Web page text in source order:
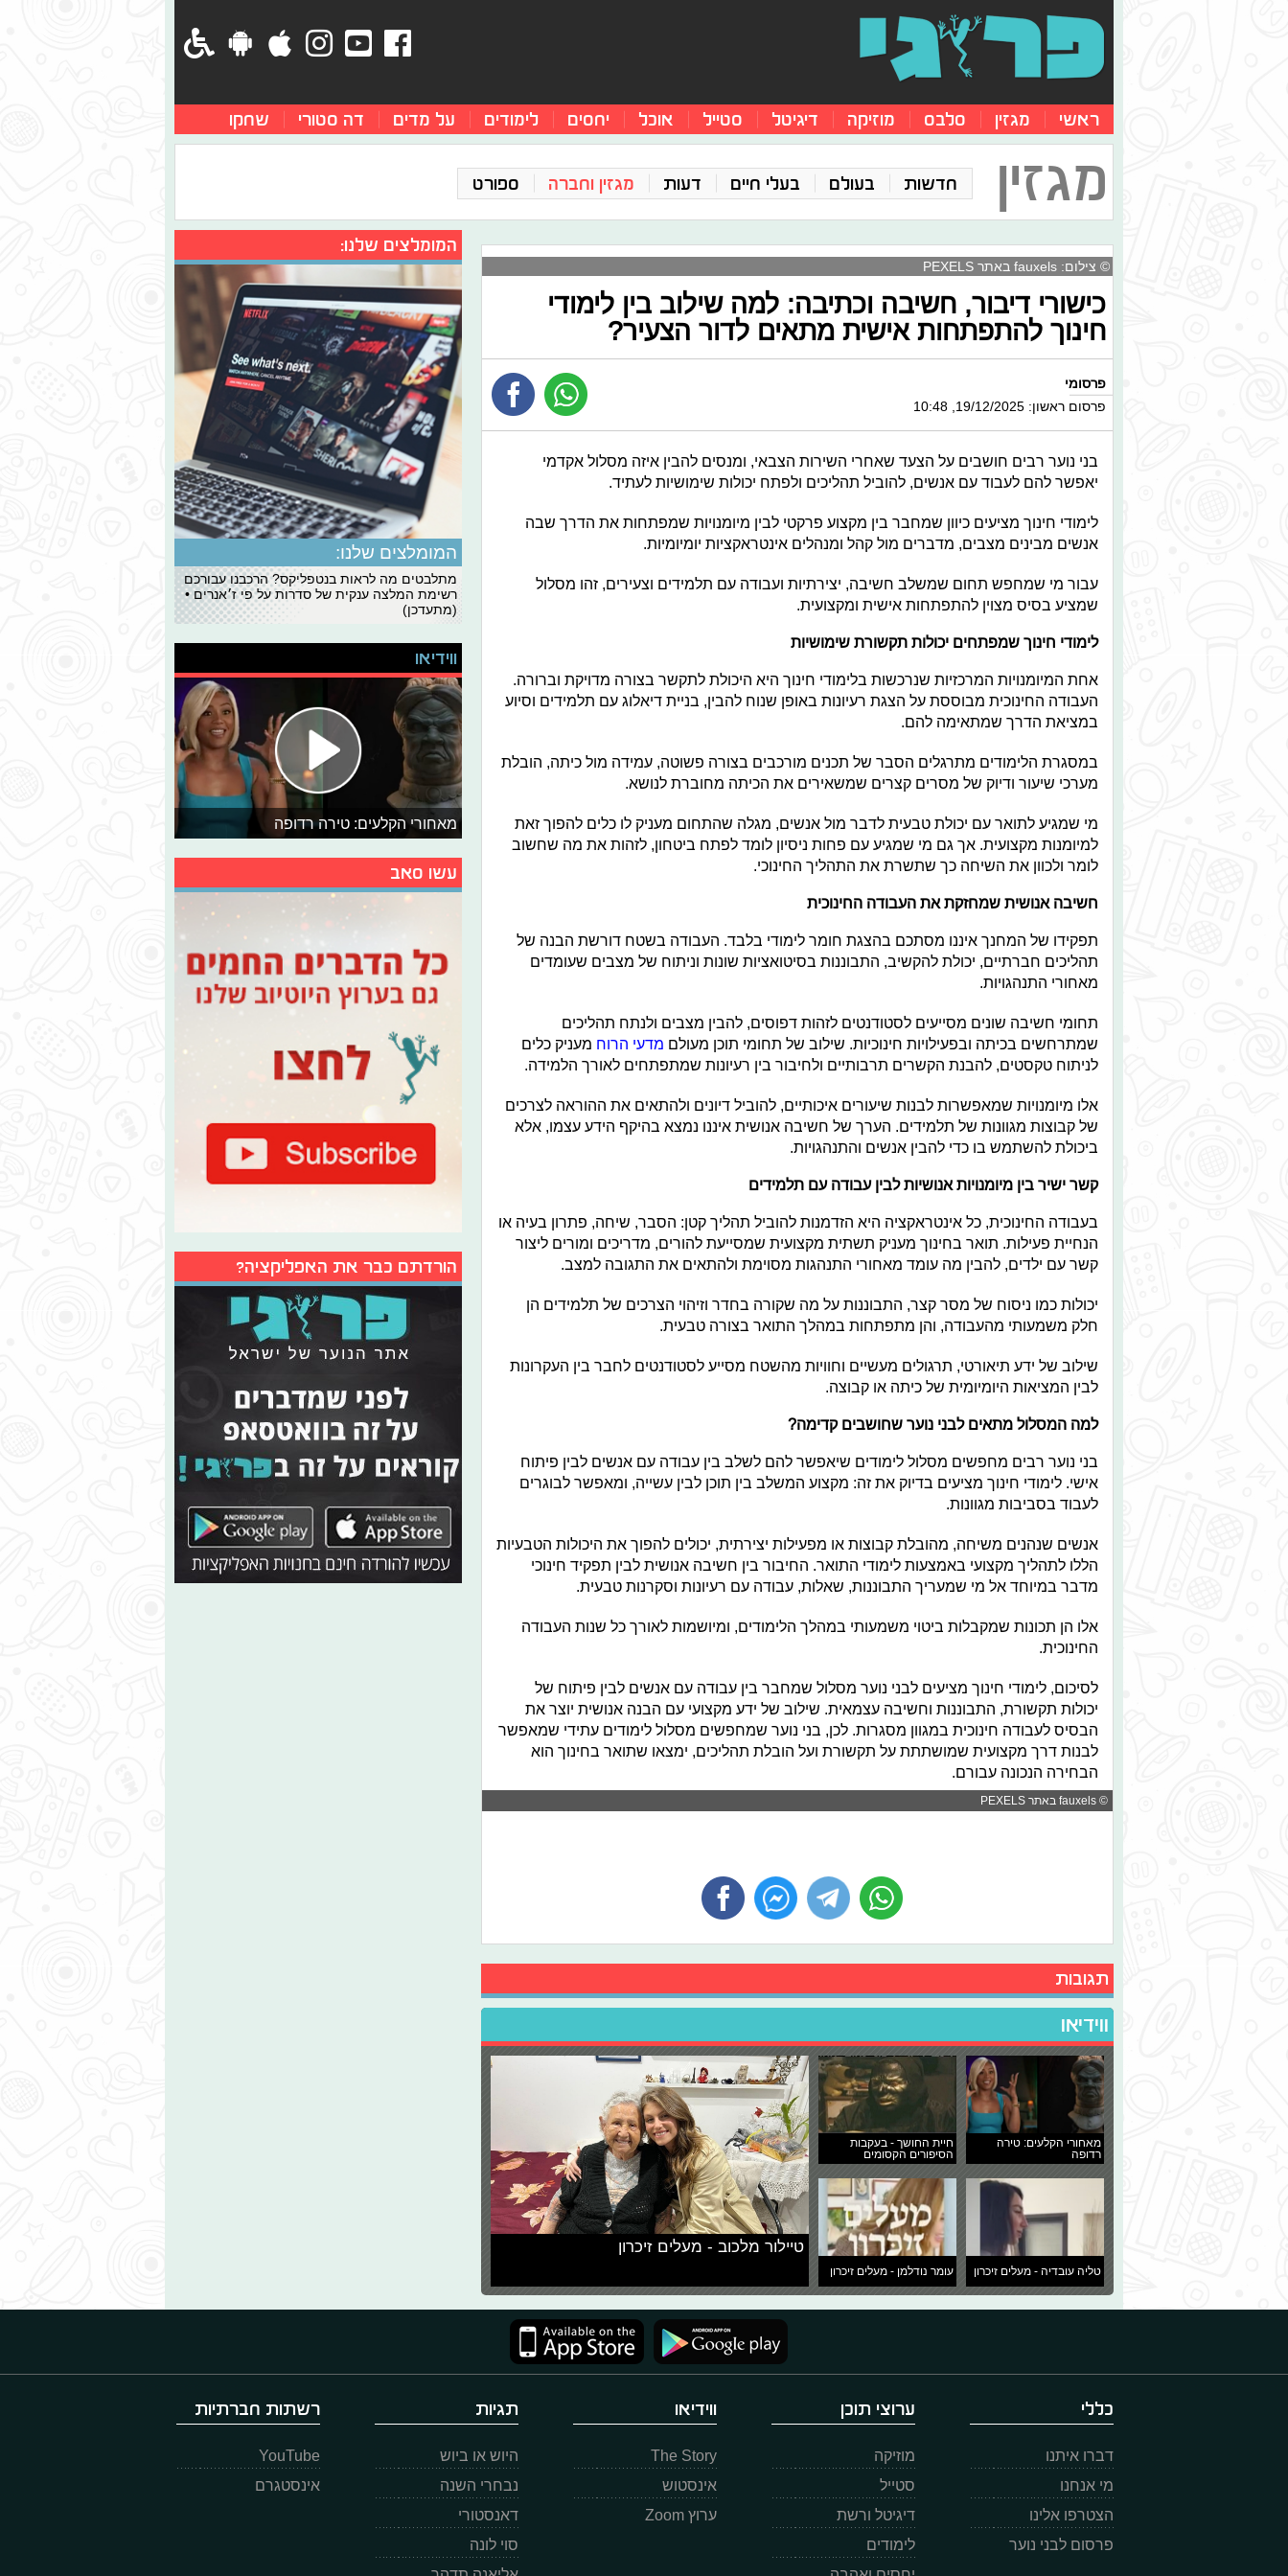
ראשי מגזין סלבס מוזיקה דיגיטל סטייל אוכל יחסים לימודים על מדים דה סטורי שחקו
מגזין חדשות בעולם בעלי חיים דעות מגזין וחברה ספורט
© צילום: fauxels באתר PEXELS
כישורי דיבור, חשיבה וכתיבה: למה שילוב בין לימודי
חינוך להתפתחות אישית מתאים לדור הצעיר?
פרסומי
פרסום ראשון: 19/12/2025, 10:48
בני נוער רבים חושבים על הצעד שאחרי השירות הצבאי, ומנסים להבין איזה מסלול אקדמי
יאפשר להם לעבוד עם אנשים, להוביל תהליכים ולפתח יכולות שימושיות לעתיד.
לימודי חינוך מציעים כיוון שמחבר בין מקצוע פרקטי לבין מיומנויות שמפתחות את הדרך שבה
אנשים מבינים מצבים, מדברים מול קהל ומנהלים אינטראקציות יומיומיות.
עבור מי שמחפש תחום שמשלב חשיבה, יצירתיות ועבודה עם תלמידים וצעירים, זהו מסלול
שמציע בסיס מצוין להתפתחות אישית ומקצועית.
לימודי חינוך שמפתחים יכולות תקשורת שימושיות
אחת המיומנויות המרכזיות שנרכשות בלימודי חינוך היא היכולת לתקשר בצורה מדויקת וברורה.
העבודה החינוכית מבוססת על הצגת רעיונות באופן שנוח להבין, בניית דיאלוג עם תלמידים וסיוע
במציאת הדרך שמתאימה להם.
במסגרת הלימודים מתרגלים הסבר של תכנים מורכבים בצורה פשוטה, עמידה מול כיתה, הובלת
מערכי שיעור ודיוק של מסרים קצרים שמשאירים את הכיתה מחוברת לנושא.
מי שמגיע לתואר עם יכולת טבעית לדבר מול אנשים, מגלה שהתחום מעניק לו כלים להפוך זאת
למיומנות מקצועית. אך גם מי שמגיע עם פחות ניסיון לומד לפתח ביטחון, לזהות את מה שחשוב
לומר ולכוון את השיחה כך שתשרת את התהליך החינוכי.
חשיבה אנושית שמחזקת את העבודה החינוכית
תפקידו של המחנך איננו מסתכם בהצגת חומר לימודי בלבד. העבודה בשטח דורשת הבנה של
תהליכים חברתיים, יכולת להקשיב, התבוננות בסיטואציות שונות וניתוח של מצבים שעומדים
מאחורי התנהגויות.
תחומי חשיבה שונים מסייעים לסטודנטים לזהות דפוסים, להבין מצבים ולנתח תהליכים
שמתרחשים בכיתה ובפעילויות חינוכיות. שילוב של תחומי תוכן מעולם מדעי הרוח מעניק כלים
לניתוח טקסטים, להבנת הקשרים תרבותיים ולחיבור בין רעיונות שמתפתחים לאורך הלמידה.
אלו מיומנויות שמאפשרות לבנות שיעורים איכותיים, להוביל דיונים ולהתאים את ההוראה לצרכים
של קבוצות מגוונות של תלמידים. הערך של חשיבה אנושית איננו נמצא בהיקף הידע עצמו, אלא
ביכולת להשתמש בו כדי להבין אנשים והתנהגויות.
קשר ישיר בין מיומנויות אנושיות לבין עבודה עם תלמידים
בעבודה החינוכית, כל אינטראקציה היא הזדמנות להוביל תהליך קטן: הסבר, שיחה, פתרון בעיה או
הנחיית פעילות. תואר בחינוך מעניק תשתית מקצועית שמסייעת להורים, מדריכים ומורים ליצור
קשר עם ילדים, להבין מה עומד מאחורי התנהגות מסוימת ולהתאים את התגובה למצב.
יכולות כמו ניסוח של מסר קצר, התבוננות על מה שקורה בחדר וזיהוי הצרכים של תלמידים הן
חלק משמעותי מהעבודה, והן מתפתחות במהלך התואר בצורה טבעית.
שילוב של ידע תיאורטי, תרגולים מעשיים וחוויות מהשטח מסייע לסטודנטים לחבר בין העקרונות
לבין המציאות היומיומית של כיתה או קבוצה.
למה המסלול מתאים לבני נוער שחושבים קדימה?
בני נוער רבים מחפשים מסלול לימודים שיאפשר להם לשלב בין עבודה עם אנשים לבין פיתוח
אישי. לימודי חינוך מציעים בדיוק את זה: מקצוע המשלב בין תוכן לבין עשייה, ומאפשר לבוגרים
לעבוד בסביבות מגוונות.
אנשים שנהנים משיחה, מהובלת קבוצות או מפעילות יצירתית, יכולים להפוך את היכולות הטבעיות
הללו לתהליך מקצועי באמצעות לימודי התואר. החיבור בין חשיבה אנושית לבין תפקיד חינוכי
מדבר במיוחד אל מי שמעריך התבוננות, שאלות, עבודה עם רעיונות וסקרנות טבעית.
אלו הן תכונות שמקבלות ביטוי משמעותי במהלך הלימודים, ומיושמות לאורך כל שנות העבודה
החינוכית.
לסיכום, לימודי חינוך מציעים לבני נוער מסלול שמחבר בין עבודה עם אנשים לבין פיתוח של
יכולות תקשורת, התבוננות וחשיבה עצמאית. שילוב של ידע מקצועי עם הבנה אנושית יוצר את
הבסיס לעבודה חינוכית במגוון מסגרות. לכן, בני נוער שמחפשים מסלול לימודים עתידי שמאפשר
לבנות דרך מקצועית שמושתתת על תקשורת ועל הובלת תהליכים, ימצאו שתואר בחינוך הוא
הבחירה הנכונה עבורם.
© fauxels באתר PEXELS
תגובות
ווידיאו
מאחורי הקלעים: טירה
רדופה
חיית החושך - בעקבות
הסיפורים הקסומים
טליה עובדיה - מעלים זיכרון עומר נודלמן - מעלים זיכרון
טיילור מלכוב - מעלים זיכרון
המומלצים שלנו:
המומלצים שלנו:
מתלבטים מה לראות בנטפליקס? הרכבנו עבורכם
רשימת המלצה ענקית של סדרות על פי ז׳אנרים •
(מתעדכן)
ווידיאו
מאחורי הקלעים: טירה רדופה
עשו סאב
הורדתם כבר את האפליקציה?
כללי
דברו איתנו
מי אנחנו
הצטרפו אלינו
פרסום לבני נוער
ערוצי תוכן
מוזיקה
סטייל
דיגיטל ורשת
לימודים
ווידיאו
The Story
אינסטוש
ערוץ Zoom
תגיות
היוש או ביוש
נבחרי השנה
דאנסטורי
סוי לונה
רשתות חברתיות
YouTube
אינסטגרם